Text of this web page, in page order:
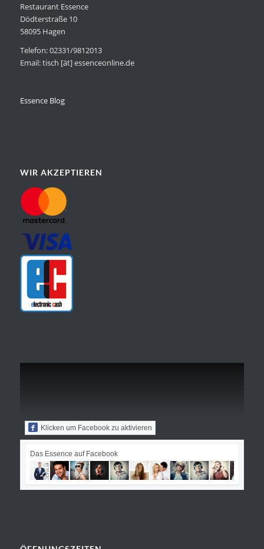
Restaurant Essence
Dödterstraße 10
58095 Hagen
Telefon: 02331/9812013
Email: tisch [ät] essenceonline.de
Essence Blog
WIR AKZEPTIEREN
Klicken um Facebook zu aktivieren
Das Essence auf Facebook